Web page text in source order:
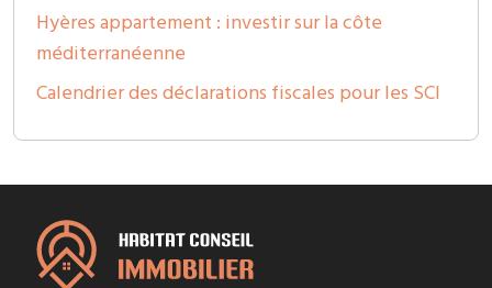
Hyères appartement : investir sur la côte
méditerranéenne
Calendrier des déclarations fiscales pour les SCI